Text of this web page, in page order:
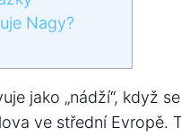
Nagy?
jako „nádží“, když
ve střední Evropě.